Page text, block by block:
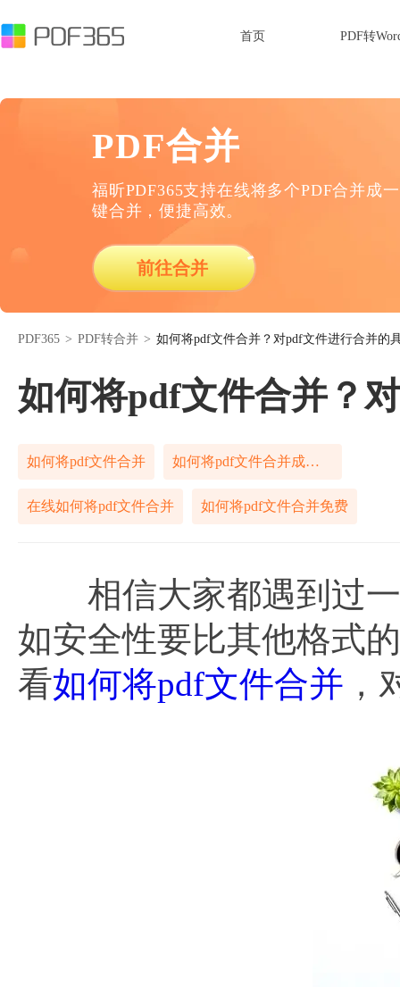
首页 PDF转
PDF合并
福昕PDF365支持在线将多个PDF合并成
键合并，便捷高效。
前往合并
PDF365 > PDF转合并 > 如何将pdf文件合并？对pdf文件进行合并的
如何将pdf文件合并？
如何将pdf文件合并 如何将pdf文件合并成一个
在线如何将pdf文件合并 如何将pdf文件合并免费
相信大家都遇到过一
如安全性要比其他格式
看如何将pdf文件合并